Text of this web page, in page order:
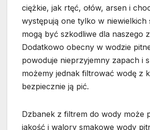
ciężkie, jak rtęć, ołów, arsen i
występują one tylko w niewielkich
mogą być szkodliwe dla naszego
Dodatkowo obecny w wodzie
powoduje nieprzyjemny zapach i
możemy jednak filtrować wodę z
bezpiecznie ją pić.
Dzbanek z filtrem do wody może
jakość i walory smakowe wody